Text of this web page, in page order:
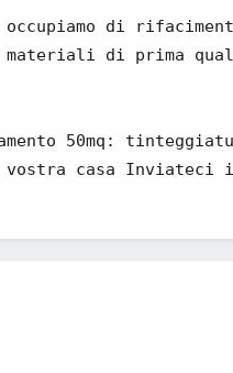
di
di prima
50mq:
vostra casa